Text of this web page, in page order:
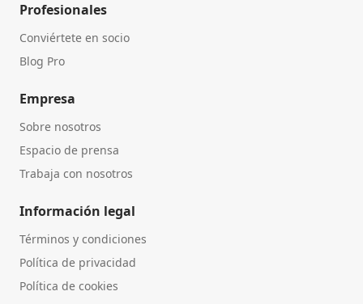
Profesionales
Conviértete en socio
Blog Pro
Empresa
Sobre nosotros
Espacio de prensa
Trabaja con nosotros
Información legal
Términos y condiciones
Política de privacidad
Política de cookies